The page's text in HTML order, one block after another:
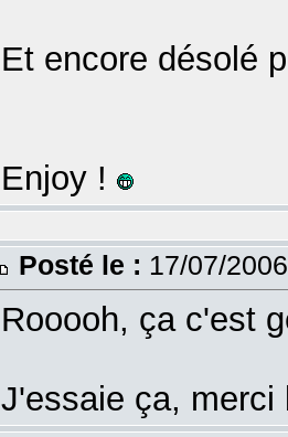
Et encore désolé
Enjoy !
Posté le : 17/07/
Rooooh, ça c'est
J'essaie ça,